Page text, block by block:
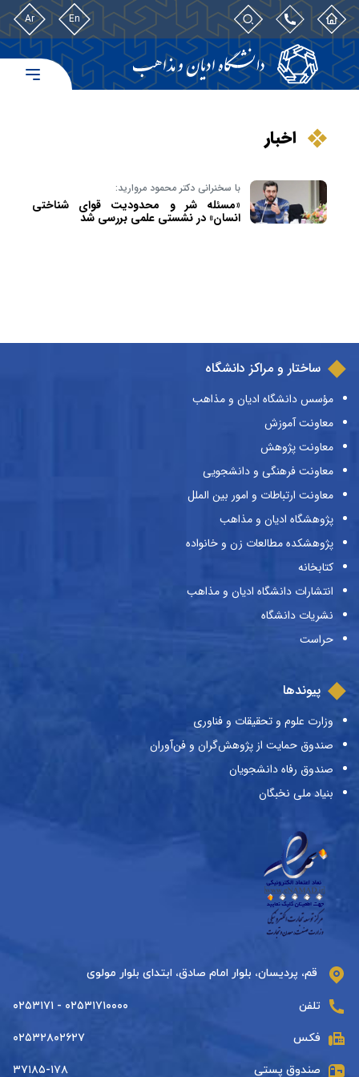
En
Ar
اخبار
با سخنرانی دکتر محمود مروارید:
«مسئله شر و محدودیت قوای شناختی
انسان» در نشستی علمی بررسی شد
ساختار و مراکز دانشگاه
مؤسس دانشگاه ادیان و مذاهب
معاونت آموزش
معاونت پژوهش
معاونت فرهنگی و دانشجویی
معاونت ارتباطات و امور بین الملل
پژوهشگاه ادیان و مذاهب
پژوهشکده مطالعات زن و خانواده
کتابخانه
انتشارات دانشگاه ادیان و مذاهب
نشریات دانشگاه
حراست
پیوندها
وزارت علوم و تحقیقات و فناوری
صندوق حمایت از پژوهش‌گران و فن‌آوران
صندوق رفاه دانشجویان
بنیاد ملی نخبگان
قم، پردیسان، بلوار امام صادق، ابتدای بلوار مولوی
تلفن ۰۲۵۳۱۷۱۰۰۰۰ - ۰۲۵۳۱۷۱
فکس ۰۲۵۳۲۸۰۲۶۲۷
صندوق پستی ۳۷۱۸۵-۱۷۸